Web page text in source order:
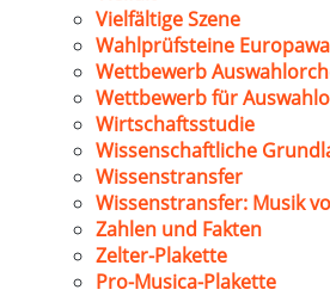
Vielfältige Szene
Wahlprüfsteine
Wettbewerb
Wettbewerb für
Wirtschaftsstudie
Wissenschaftliche
Wissenstransfer
Wissenstransfer: Musik
Zahlen und Fakten
Zelter-Plakette
Pro-Musica-Plakette